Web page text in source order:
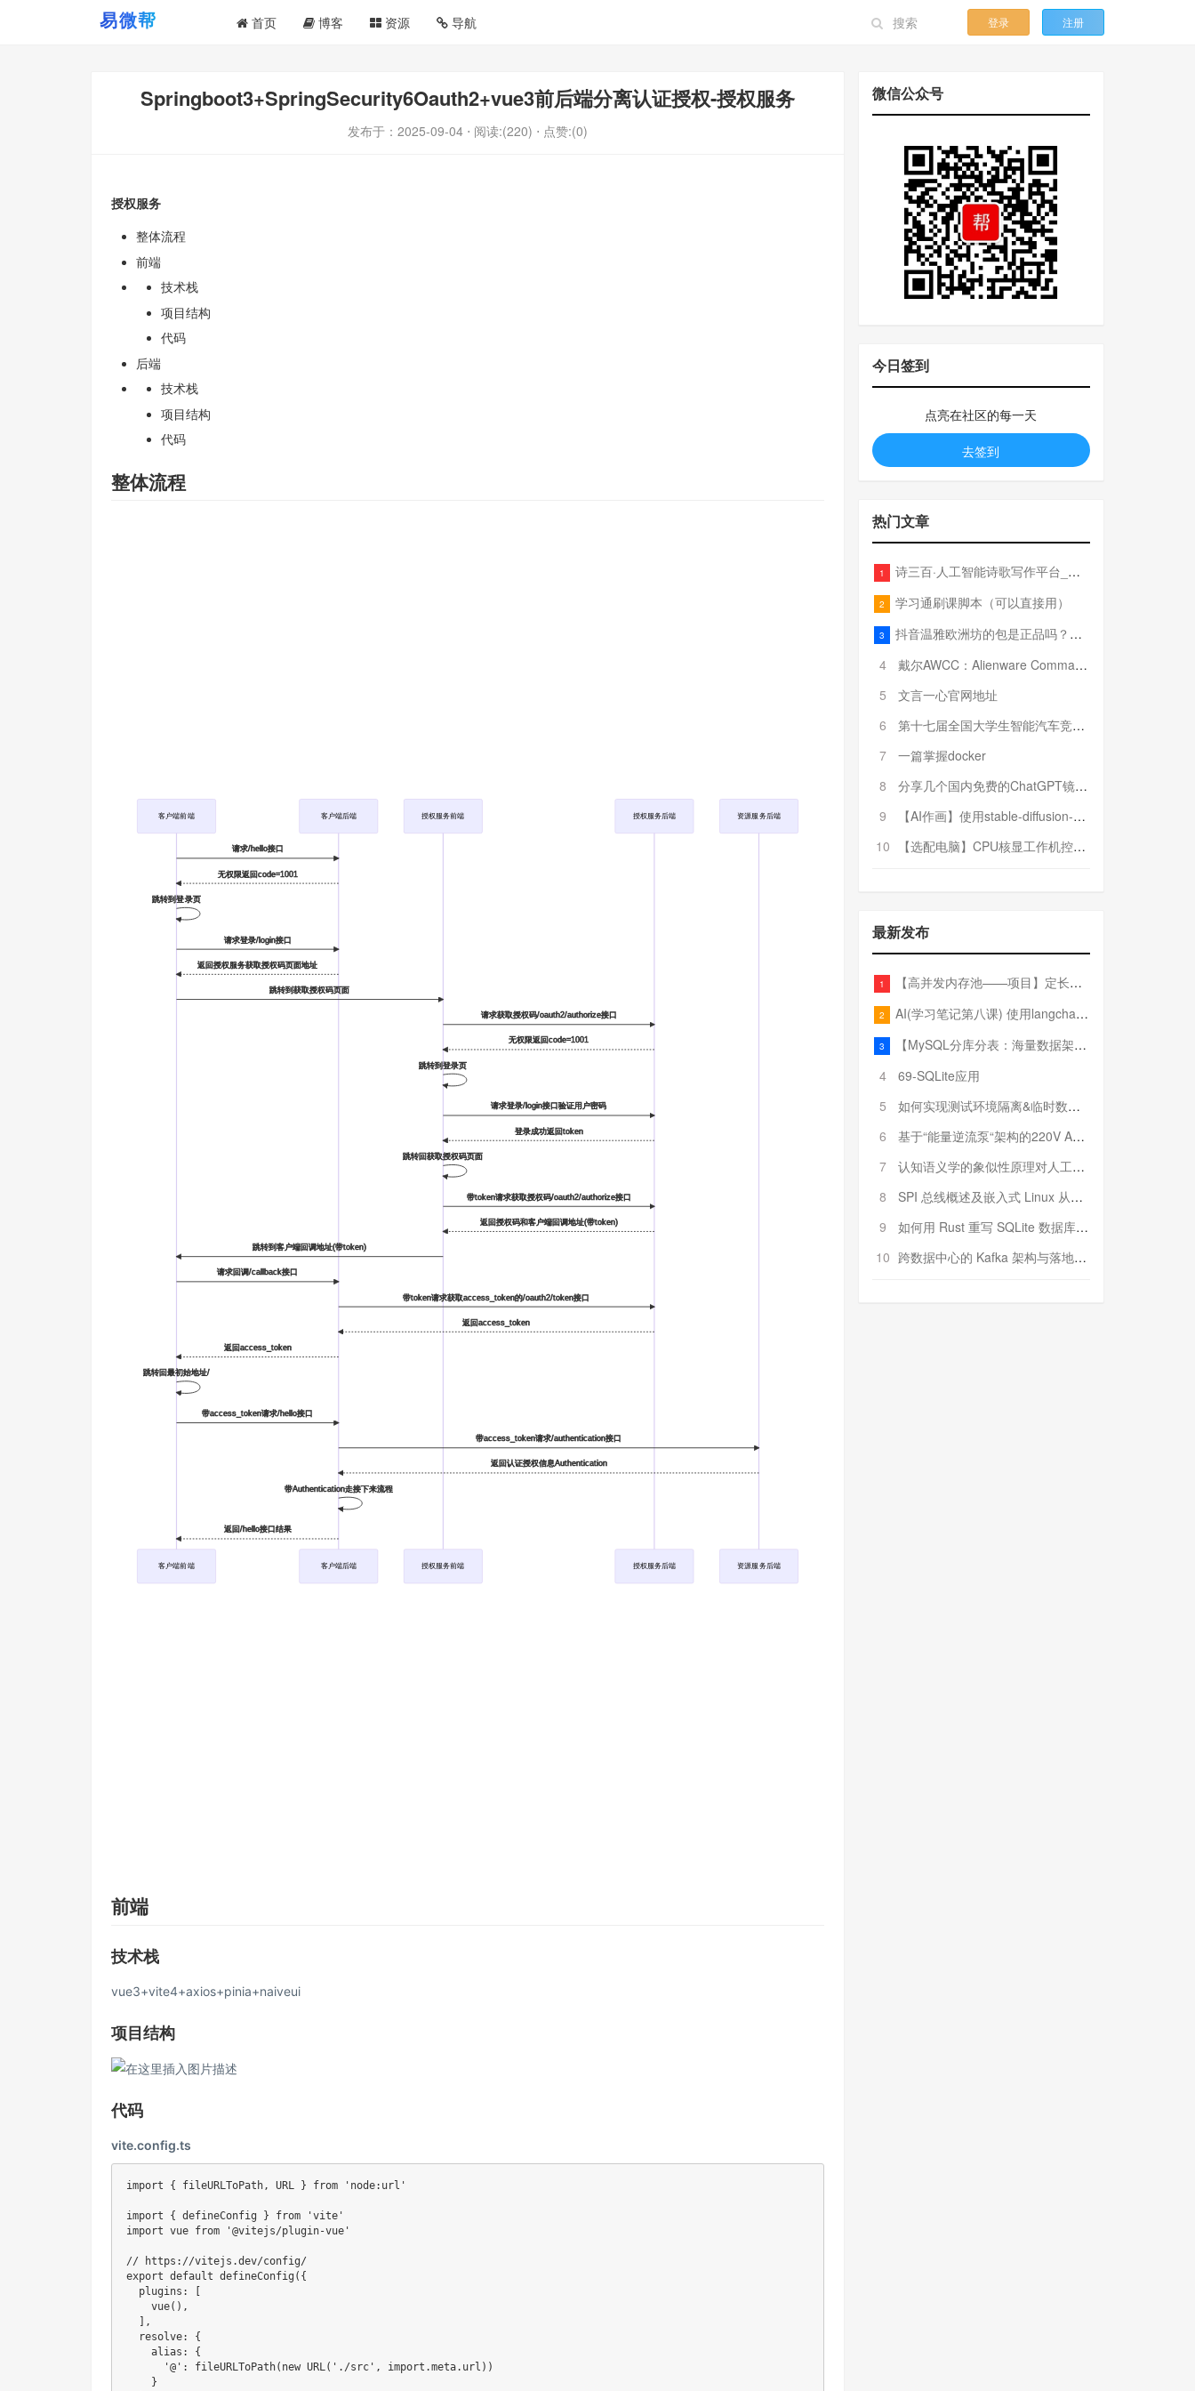
首页 博客 资源 导航 登录 注册
Springboot3+SpringSecurity6Oauth2+vue3前后端分离认证授权-授权服务
发布于： 2025-09-04 ⋅ 阅读:(220) ⋅ 点赞:(0)
授权服务
整体流程
前端
技术栈
项目结构
代码
后端
技术栈
项目结构
代码
整体流程
客户端前端 客户端后端 授权服务前端 授权服务后端 资源服务后端
请求/hello接口
无权限返回code=1001
跳转到登录页
请求登录/login接口
返回授权服务获取授权码页面地址
跳转到获取授权码页面
请求获取授权码/oauth2/authorize接口
无权限返回code=1001
跳转到登录页
请求登录/login接口验证用户密码
登录成功返回token
跳转回获取授权码页面
带token请求获取授权码/oauth2/authorize接口
返回授权码和客户端回调地址(带token)
跳转到客户端回调地址(带token)
请求回调/callback接口
带token请求获取access_token的/oauth2/token接口
返回access_token
返回access_token
跳转回最初始地址/
带access_token请求/hello接口
带access_token请求/authentication接口
返回认证授权信息Authentication
带Authentication走接下来流程
返回/hello接口结果
客户端前端 客户端后端 授权服务前端 授权服务后端 资源服务后端
前端
技术栈
vue3+vite4+axios+pinia+naiveui
项目结构
代码
vite.config.ts
import { fileURLToPath, URL } from 'node:url'
import { defineConfig } from
'vite'
import vue from '@vitejs/plugin-vue'
// https://vitejs.dev/config/
export default defineConfig ( {
  plugins
:
vue( ) ,
,
  resolve
:
{
    alias
:
{
'@' : fileURLToPath( new URL( './src' , import .meta. url ) )
}
微信公众号
今日签到
点亮在社区的每一天
去签到
热门文章
1 诗三百·人工智能诗歌写作平台_在线作诗机_藏头诗生成器_电脑对联_姓名作诗
2 学习通刷课脚本（可以直接用）
3
抖音温雅欧洲坊的包是正品吗？温雅卖的包为啥那么便宜？
4
戴尔AWCC：Alienware Command Center 故障排除方法，里面附有超全详解呦，快来快来，欢迎观看~
5
文言一心官网地址
6
第十七届全国大学生智能汽车竞赛全国总决赛参赛队伍奖项公告
7
一篇掌握docker
8
分享几个国内免费的ChatGPT镜像网址(亲测有效-4月25日更新)
9
【AI作画】使用stable-diffusion-webui搭建AI作画平台
10
【选配电脑】CPU核显工作机控制预算5000
最新发布
1 【高并发内存池——项目】定长内存池——开胃小菜
2 AI(学习笔记第八课) 使用langchain的embedding models
3
【MySQL分库分表：海量数据架构的终极解决方案】
4
69-SQLite应用
5
如何实现测试环境隔离&临时数据库（pytest+SQLite）
6
基于“能量逆流泵“架构的220V AC至20V DC 300W高效电源设计
7
认知语义学的象似性原理对人工智能自然语言处理深层语义分析的影响与启示
8
SPI 总线概述及嵌入式 Linux 从属 SPI 设备驱动程序开发（第二部分，实践）
9
如何用 Rust 重写 SQLite 数据库（二）:是否有市场空间？
10 跨数据中心的 Kafka 架构与落地实战